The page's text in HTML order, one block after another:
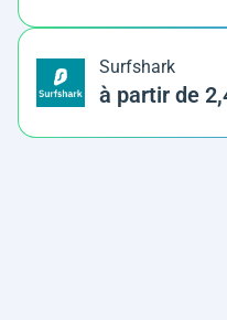
Surfshark
à partir de